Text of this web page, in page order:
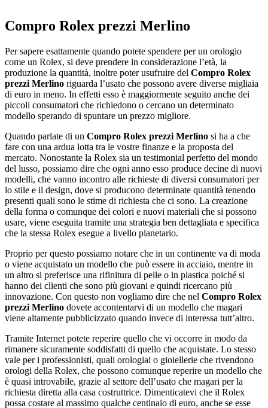
Compro Rolex prezzi Merlino
Per sapere esattamente quando potete spendere per un orologio
come un Rolex, si deve prendere in considerazione l’età, la
produzione la quantità, inoltre poter usufruire del Compro Rolex
prezzi Merlino riguarda l’usato che possono avere diverse migliaia
di euro in meno. In effetti esso è maggiormente seguito anche dei
piccoli consumatori che richiedono o cercano un determinato
modello sperando di spuntare un prezzo migliore.
Quando parlate di un Compro Rolex prezzi Merlino si ha a che
fare con una ardua lotta tra le vostre finanze e la proposta del
mercato. Nonostante la Rolex sia un testimonial perfetto del mondo
del lusso, possiamo dire che ogni anno esso produce decine di nuovi
modelli, che vanno incontro alle richieste di diversi consumatori per
lo stile e il design, dove si producono determinate quantità tenendo
presenti quali sono le stime di richiesta che ci sono. La creazione
della forma o comunque dei colori e nuovi materiali che si possono
usare, viene eseguita tramite una strategia ben dettagliata e specifica
che la stessa Rolex esegue a livello planetario.
Proprio per questo possiamo notare che in un continente va di moda
o viene acquistato un modello che può essere in acciaio, mentre in
un altro si preferisce una rifinitura di pelle o in plastica poiché si
hanno dei clienti che sono più giovani e quindi ricercano più
innovazione. Con questo non vogliamo dire che nel Compro Rolex
prezzi Merlino dovete accontentarvi di un modello che magari
viene altamente pubblicizzato quando invece di interessa tutt’altro.
Tramite Internet potete reperire quello che vi occorre in modo da
rimanere sicuramente soddisfatti di quello che acquistate. Lo stesso
vale per i professionisti, quali orologiai o gioiellerie che rivendono
orologi della Rolex, che possono comunque reperire un modello che
è quasi introvabile, grazie al settore dell’usato che magari per la
richiesta diretta alla casa costruttrice. Dimenticatevi che il Rolex
possa costare al massimo qualche centinaio di euro, anche se esse